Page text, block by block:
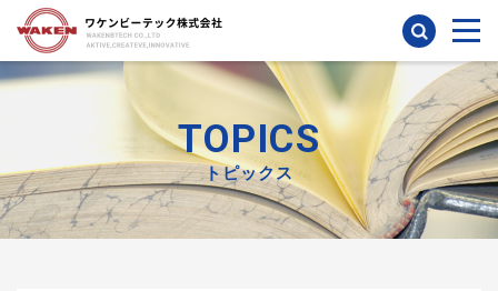
検索
TOPICS
トピックス